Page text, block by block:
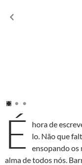
É
hora de
lo. Não que
ensopando os
alma de todos nós.